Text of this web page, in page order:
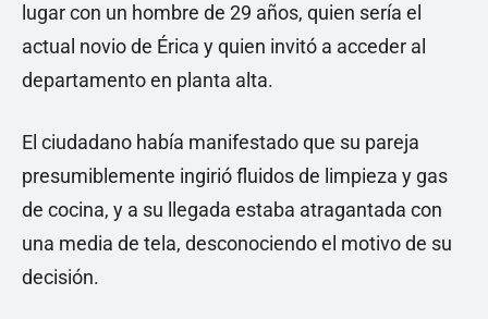
lugar con un hombre de 29 años, quien sería el
actual novio de Érica y quien invitó a acceder al
departamento en planta alta.
El ciudadano había manifestado que su pareja
presumiblemente ingirió fluidos de limpieza y gas
de cocina, y a su llegada estaba atragantada con
una media de tela, desconociendo el motivo de su
decisión.